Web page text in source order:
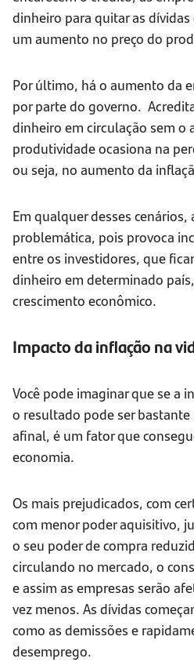
dinheiro para quitar as
um aumento no preço do
Por último, há o aumento da
por parte do governo.
dinheiro em circulação sem o
produtividade ocasiona na
ou seja, no aumento da
Em qualquer desses cenários,
problemática, pois provoca
entre os investidores, que
dinheiro em determinado
crescimento econômico.
Impacto da inflação na
Você pode imaginar que se a
o resultado pode ser
afinal, é um fator que
economia.
Os mais prejudicados, com
com menor poder aquisitivo,
o seu poder de compra
circulando no mercado, o
e assim as empresas serão
vez menos. As dívidas
como as demissões e
desemprego.